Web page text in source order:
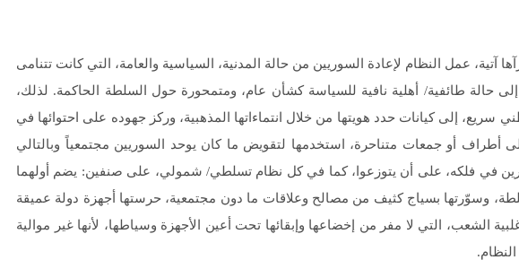
عمل النظام لإعادة السوريين من حالة المدنية، السياسية والعامة، التي كانت تتنامى
حالة طائفية/ أهلية نافية للسياسة كشأن عام، ومتمحورة حول السلطة الحاكمة. لذلك،
إلى كيانات حدد هويتها من خلال انتماءاتها المذهبية، وركز جهوده على احتوائها في
أطراف أو جمعات متناحرة، استخدمها لتقويض ما كان يوحد السوريين مجتمعياً وبالتالي
في فلكه، على أن يتوزعوا، كما في كل نظام تسلطي/ شمولي، على صنفين: يضم أولهما
وسوّرتها بسياج كثيف من مصالح وعلاقات ما دون مجتمعية، حرستها أجهزة دولة عميقة
الشعب، التي لا مفر من إخضاعها وإبقائها تحت أعين الأجهزة وسياطها، لأنها غير موالية